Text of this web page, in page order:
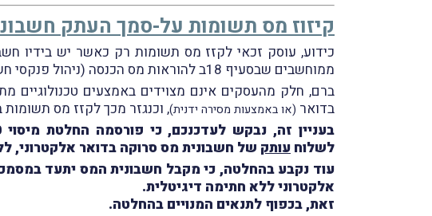
קיזוז מס תשומות על-סמך העתק
כידוע, עוסק זכאי לקזז מס תשומות רק כאשר יש בידיו
ממוחשבים שבסעיף 18ב להוראות מס הכנסה (ניהול פנקסי חשבונות), התשל"ג-1973
ברם, חלק מהעסקים אינם מצוידים באמצעים טכנולוגיים
בדואר (או באמצעות מסירה ידנית), וכנגזר מכך לקזז מס
בעניין זה, נבקש לעדכנכם, כי פורסמה החלטת מיסוי 6782/20
לשלוח עותק של חשבונית מס סרוקה בדואר אלקטרוני,
עוד נקבע בהחלטה, כי מקבל חשבונית המס יתעד
אלקטרוני ללא חתימה דיגיטלית.
זאת, בכפוף לתנאים המנויים בהחלטה.